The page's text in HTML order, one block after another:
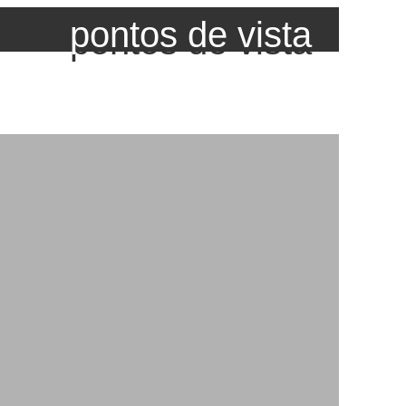
pontos de vista